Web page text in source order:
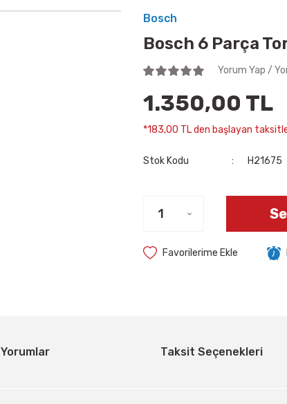
Bosch
Bosch 6 Parça
Yorum Yap /
1.350,00 TL
*183,00 TL den başlayan
Stok Kodu H21675
Yorumlar Taksit Seçenekleri